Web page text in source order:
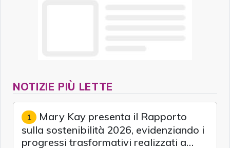
NOTIZIE PIÙ LETTE
1 Mary Kay presenta il Rapporto
sulla sostenibilità 2026, evidenziando i
progressi trasformativi realizzati a